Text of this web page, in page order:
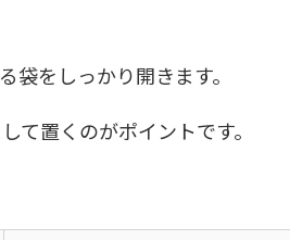
袋をしっかり開きます。
て置くのがポイントです。